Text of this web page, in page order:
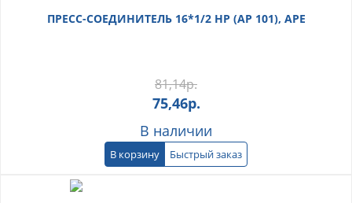
ПРЕСС-СОЕДИНИТЕЛЬ 16*1/2 НР (АР 101), АРЕ
81,14р.
75,46р.
В наличии
В корзину Быстрый заказ